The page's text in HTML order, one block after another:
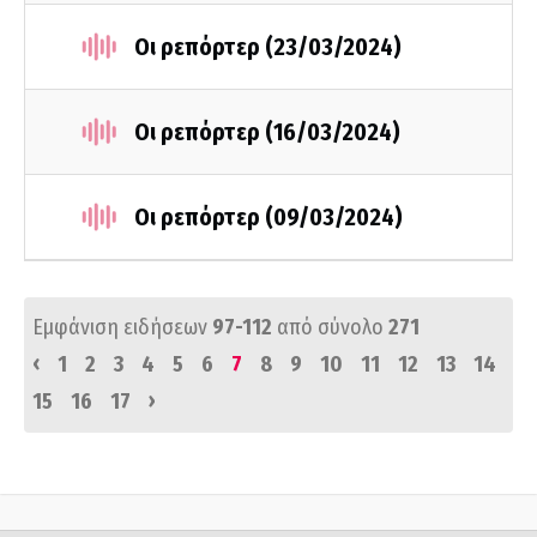
Οι ρεπόρτερ (23/03/2024)
Οι ρεπόρτερ (16/03/2024)
Οι ρεπόρτερ (09/03/2024)
Εμφάνιση ειδήσεων 97-112 από σύνολο 271
‹
1 2 3 4 5 6 7 8 9 10 11 12 13
14
15
16 17 ›